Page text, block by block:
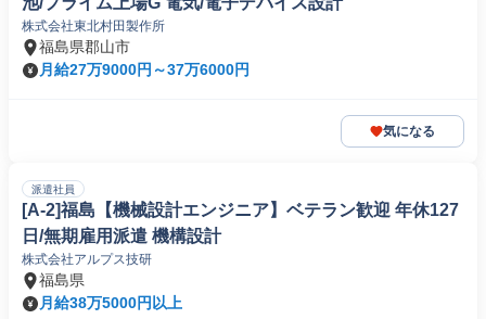
株式会社東北村田製作所
福島県郡山市
月給27万9000円～37万6000円
気になる
派遣社員
[A-2]福島【機械設計エンジニア】ベテラン歓迎 年休127
日/無期雇用派遣 機構設計
株式会社アルプス技研
福島県
月給38万5000円以上